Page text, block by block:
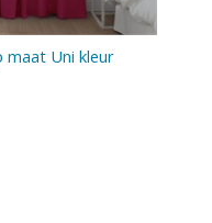
Uni kleur